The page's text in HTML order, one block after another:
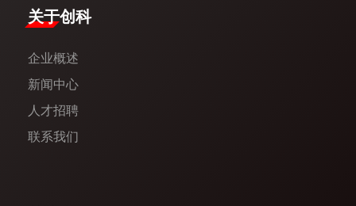
​关于创科​
企业概述
新闻中心​
人才招聘
联系我们